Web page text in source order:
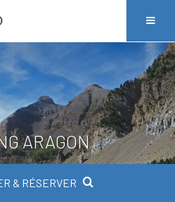
ARAGON
& RÉSERVER